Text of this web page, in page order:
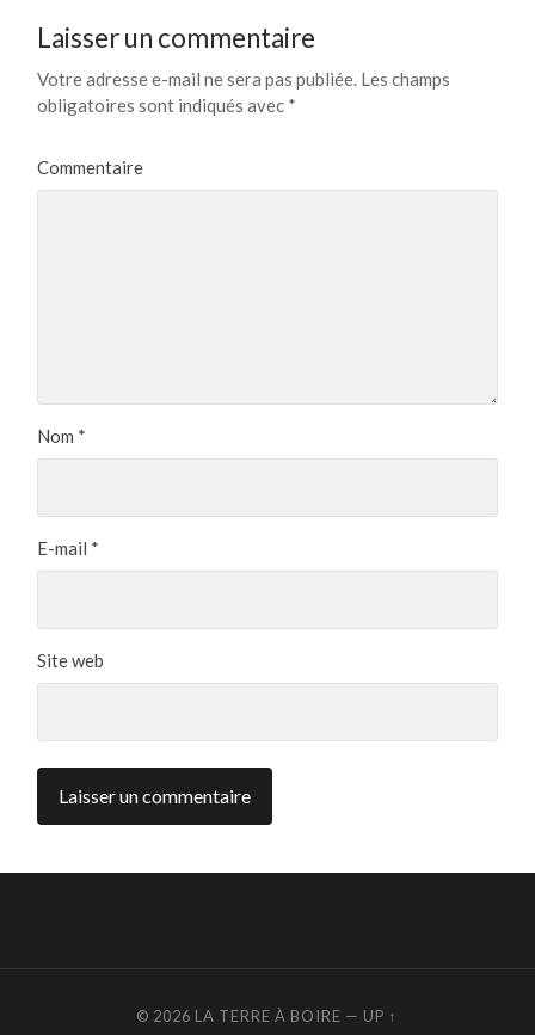
Laisser un commentaire
Votre adresse e-mail ne sera pas publiée. Les champs
obligatoires sont indiqués avec *
Commentaire
Nom *
E-mail *
Site web
© 2026 LA TERRE À BOIRE — UP ↑